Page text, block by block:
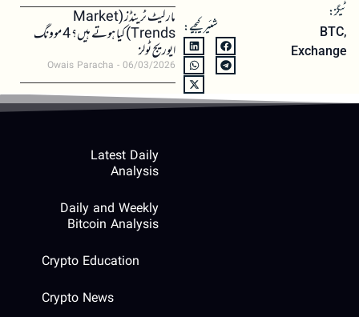
ٹیگز:
BTC,
Exchange
شئیر کیجیے: مارکیٹ ٹرینڈز (Market
Trends) کیا ہوتے ہیں؟ 4 موونگ
ایوریج ٹولز
Owais Paracha 06/03/2026
Latest Daily
Analysis
Daily and Weekly
Bitcoin Analysis
Crypto Education
Crypto News